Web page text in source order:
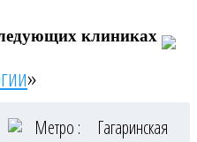
клиниках
»
Метро :
Гагаринская